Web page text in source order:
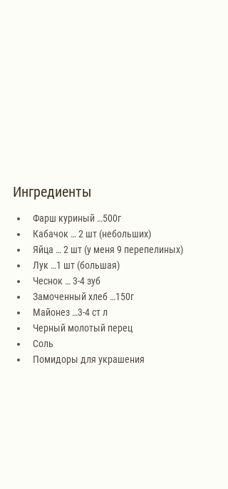
Ингредиенты
Фарш куриный …500г
Кабачок … 2 шт (небольших)
Яйца … 2 шт (у меня 9 перепелиных)
Лук …1 шт (большая)
Чеснок … 3-4 зуб
Замоченный хлеб …150г
Майонез …3-4 ст л
Черный молотый перец
Соль
Помидоры для украшения